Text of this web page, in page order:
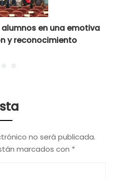
alumnos en una emotiva
y reconocimiento
no será publicada.
marcados con *